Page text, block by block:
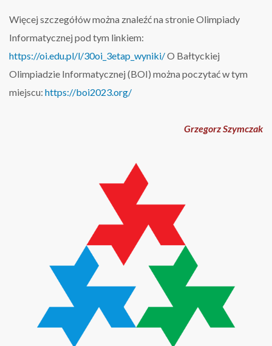
Więcej szczegółów można znaleźć na stronie Olimpiady
Informatycznej pod tym linkiem:
https://oi.edu.pl/l/30oi_3etap_wyniki/O Bałtyckiej
Olimpiadzie Informatycznej (BOI) można poczytać w tym
miejscu: https://boi2023.org/
Grzegorz Szymczak